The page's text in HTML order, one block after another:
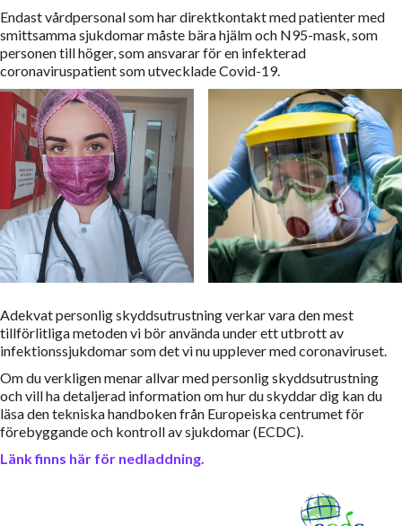
Endast vårdpersonal som har direktkontakt med patienter med
smittsamma sjukdomar måste bära hjälm och N95-mask, som
personen till höger, som ansvarar för en infekterad
coronaviruspatient som utvecklade Covid-19.
Adekvat personlig skyddsutrustning verkar vara den mest
tillförlitliga metoden vi bör använda under ett utbrott av
infektionssjukdomar som det vi nu upplever med coronaviruset.
Om du verkligen menar allvar med personlig skyddsutrustning
och vill ha detaljerad information om hur du skyddar dig kan du
läsa den tekniska handboken från Europeiska centrumet för
förebyggande och kontroll av sjukdomar (ECDC).
Länk finns här för nedladdning.